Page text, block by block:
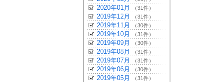
2020年01月 （31件）
2019年12月 （31件）
2019年11月 （30件）
2019年10月 （31件）
2019年09月 （30件）
2019年08月 （31件）
2019年07月 （31件）
2019年06月 （30件）
2019年05月 （31件）